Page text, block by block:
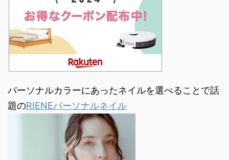
パーソナルカラーにあったネイルを選べることで話
題のRIENEパーソナルネイル